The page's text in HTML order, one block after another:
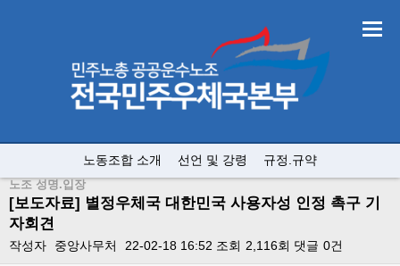
노동조합 소개 선언 및 강령 규정.규약
노조 성명.입장
[보도자료] 별정우체국 대한민국 사용자성 인정 촉구 기
자회견
작성자 중앙사무처 22-02-18 16:52 조회 2,116회 댓글 0건